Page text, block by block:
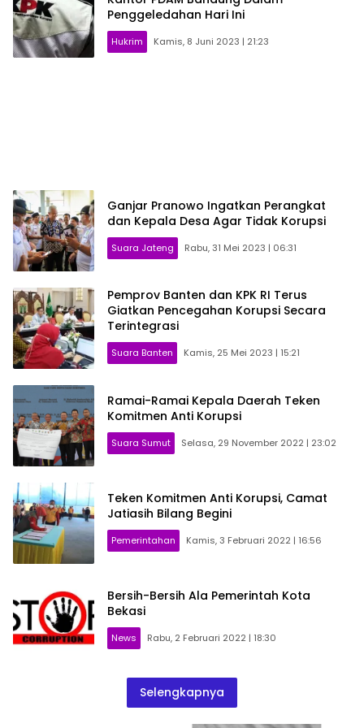
Penggeledahan Hari Ini
Hukrim Kamis, 8 Juni 2023 | 21:23
Ganjar Pranowo Ingatkan Perangkat
dan Kepala Desa Agar Tidak Korupsi
Suara Jateng Rabu, 31 Mei 2023 | 06:31
Pemprov Banten dan KPK RI Terus
Giatkan Pencegahan Korupsi Secara
Terintegrasi
Suara Banten Kamis, 25 Mei 2023 | 15:21
Ramai-Ramai Kepala Daerah Teken
Komitmen Anti Korupsi
Suara Sumut Selasa, 29 November 2022 | 23:02
Teken Komitmen Anti Korupsi, Camat
Jatiasih Bilang Begini
Pemerintahan Kamis, 3 Februari 2022 | 16:56
Bersih-Bersih Ala Pemerintah Kota
Bekasi
News Rabu, 2 Februari 2022 | 18:30
Selengkapnya